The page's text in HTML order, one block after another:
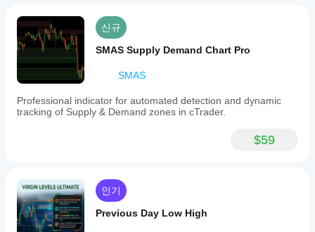
신규
SMAS Supply Demand Chart Pro
SMAS
Professional indicator for automated detection and dynamic
tracking of Supply & Demand zones in cTrader.
$59
인기
Previous Day Low High